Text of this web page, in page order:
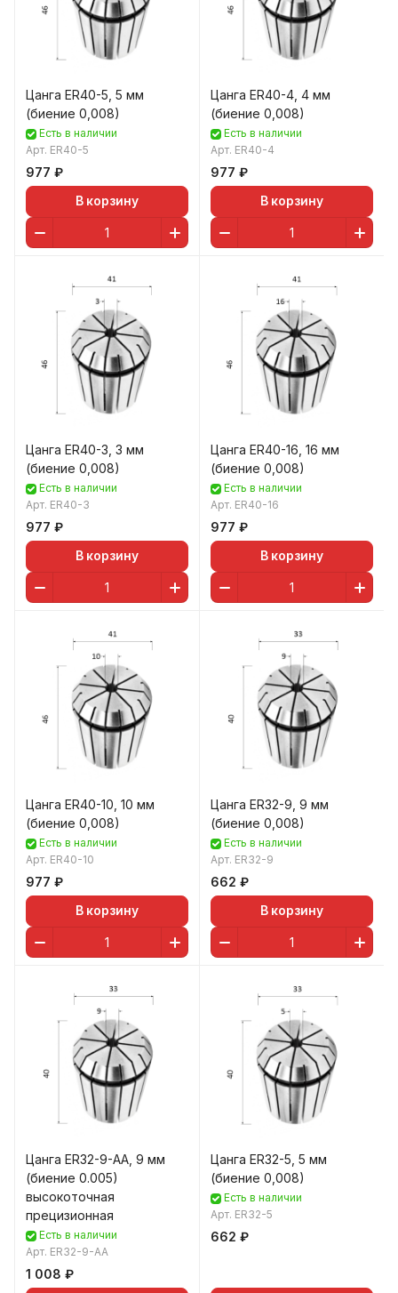
Цанга ER40-5, 5 мм
(биение 0,008)
Есть в наличии
Арт. ER40-5
977 ₽
В корзину
Цанга ER40-4, 4 мм
(биение 0,008)
Есть в наличии
Арт. ER40-4
977 ₽
В корзину
Цанга ER40-3, 3 мм
(биение 0,008)
Есть в наличии
Арт. ER40-3
977 ₽
В корзину
Цанга ER40-16, 16 мм
(биение 0,008)
Есть в наличии
Арт. ER40-16
977 ₽
В корзину
Цанга ER40-10, 10 мм
(биение 0,008)
Есть в наличии
Арт. ER40-10
977 ₽
В корзину
Цанга ER32-9, 9 мм
(биение 0,008)
Есть в наличии
Арт. ER32-9
662 ₽
В корзину
Цанга ER32-9-AA, 9 мм
(биение 0.005)
высокоточная
прецизионная
Есть в наличии
Арт. ER32-9-AA
1 008 ₽
Цанга ER32-5, 5 мм
(биение 0,008)
Есть в наличии
Арт. ER32-5
662 ₽